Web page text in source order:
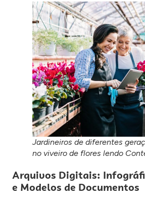
Jardineiros de diferentes
no viveiro de flores lendo
Arquivos Digitais:
e Modelos de Documentos